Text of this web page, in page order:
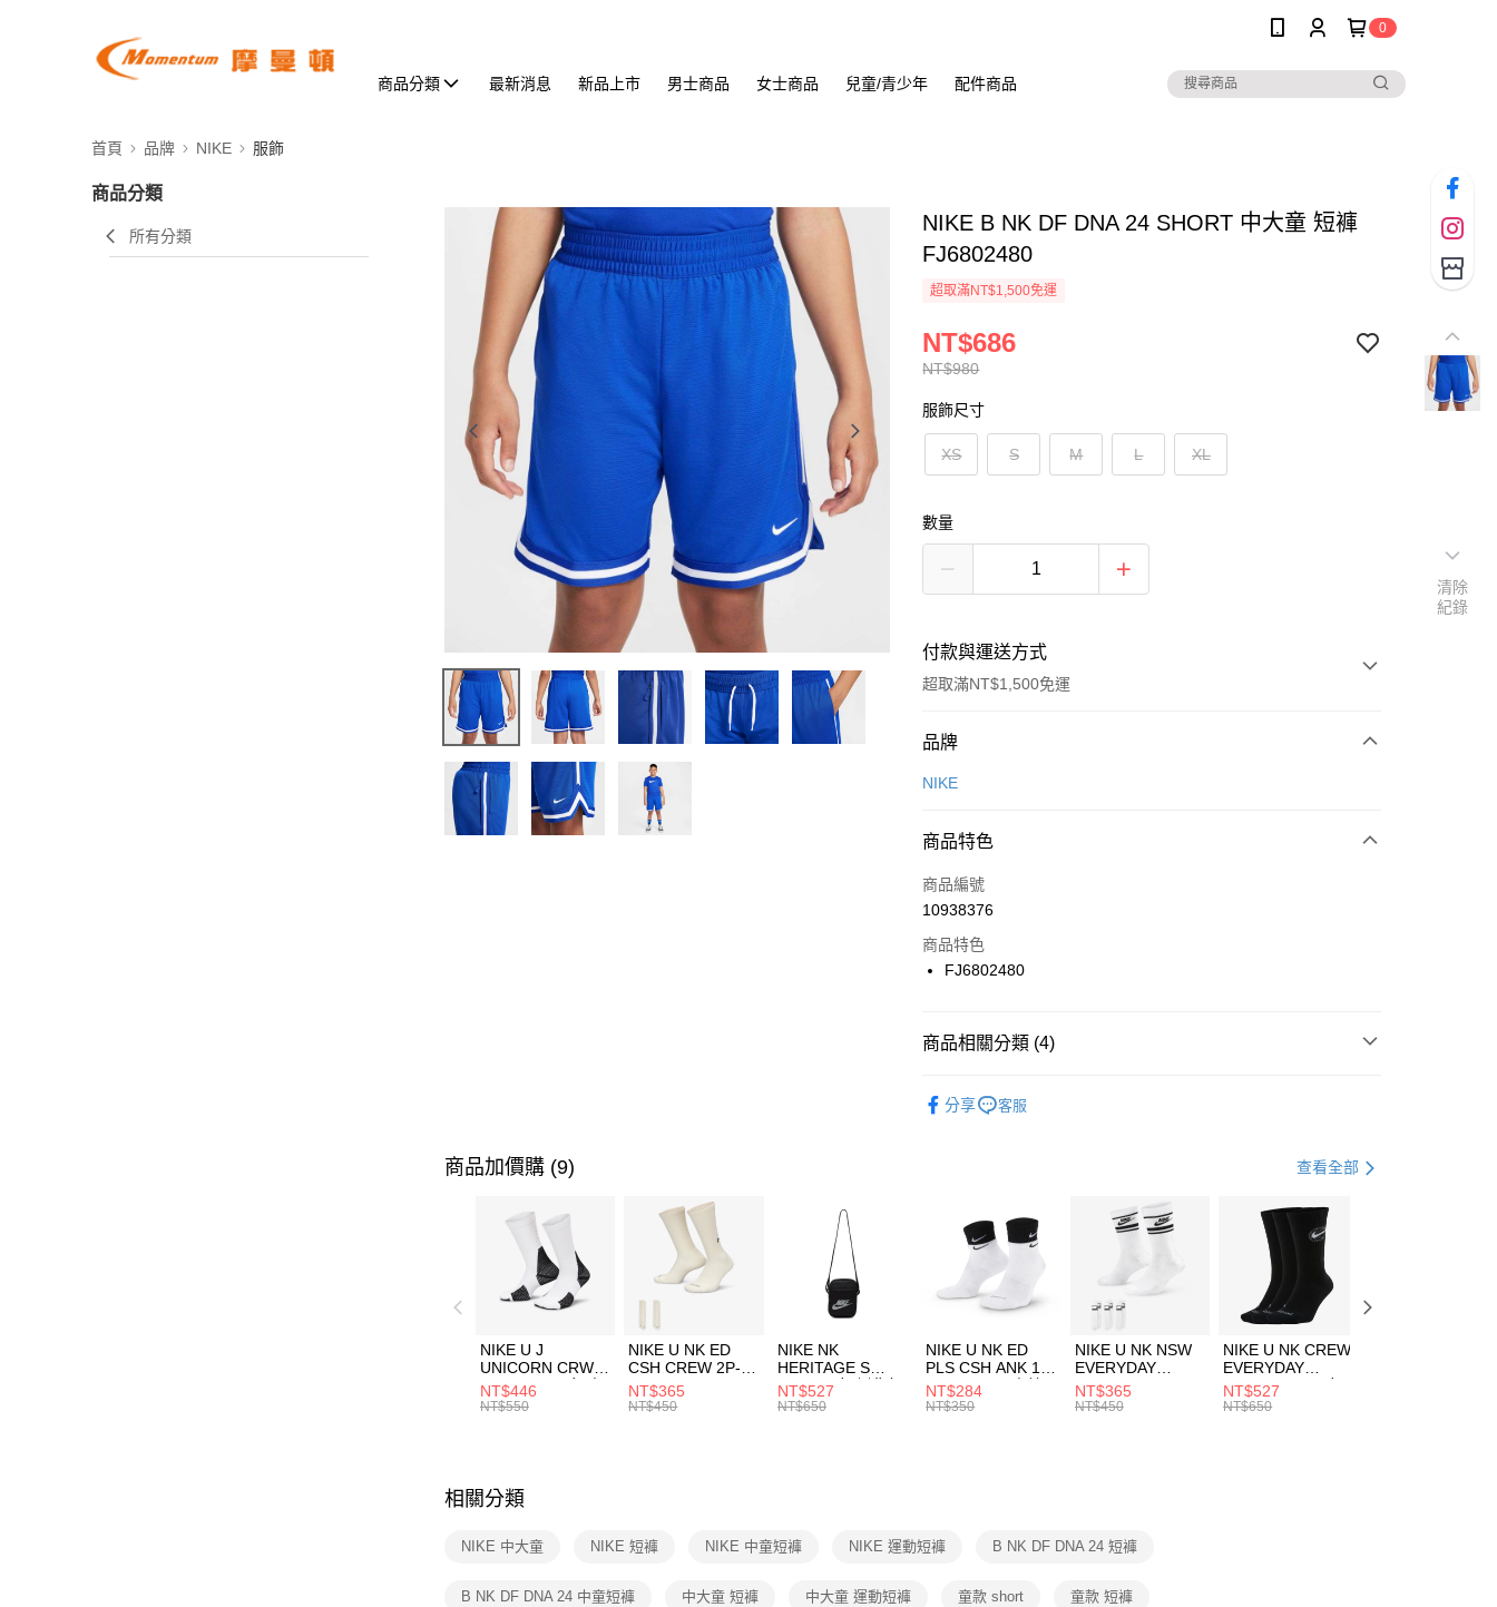
0
商品分類 最新消息 新品上市 男士商品 女士商品 兒童/青少年 配件商品
首頁 品牌 NIKE 服飾
商品分類
所有分類
NIKE B NK DF DNA 24 SHORT 中大童 短褲
FJ6802480
超取滿NT$1,500免運
NT$980
NT$686
服飾尺寸
XS S M L XL
數量
付款與運送方式
超取滿NT$1,500免運
付款方式
信用卡一次付款
合作金庫商業銀行
華南商業銀行
上海商業儲蓄銀行
國泰世華商業銀行
聯邦商業銀行
台新國際商業銀行
LINE Pay
Apple Pay
【關於「AFTEE先享後付」】
３．安心：先確認商品／服務後，再付款。
【「AFTEE先享後付」結帳流程】
１．於結帳方式選擇「AFTEE先享後付」後，將跳轉至「AFTEE先享後
付」結帳頁面，進行簡訊認證並確認金額後，即可完成結帳。
２．訂單成立數日內，您將收到繳費通知簡訊。
３．收到繳費通知簡訊後14天內，點擊此簡訊中的連結，可透過四大超商
／ATM／網路銀行／等多元方式進行付款，方視為交易完成。
※ 請注意：結帳手續完成當下不需立刻繳費，但若您需要取消訂單，請聯
絡購買商品的店家。未經商家同意取消之訂單仍視為有效，需透過AFTEE
先享後付繳納相關費用。
交易，需依本服務之必要範圍內提供個人資料，並將交易相關給付款項請
２．關於個人資料處理事宜，請瀏覽以下網址：
每筆NT$100，滿NT$1,500(含以上)免運費
每筆NT$100，滿NT$1,500(含以上)免運費
品牌
NIKE
商品特色
商品編號
10938376
商品特色
FJ6802480
商品相關分類 (4)
分享 客服
商品加價購 (9) 查看全部
NIKE U J
UNICORN CRW
1PR -160 男女 中
統襪 FZ3393100
NT$446
NT$550
NIKE U NK ED
CSH CREW 2P-
144 EMBRDY 男
女 短統襪
NT$365
NT$450
NIKE NK
HERITAGE S
SMIT 男女 側背包
BA5871010
NT$527
NT$650
NIKE U NK ED
PLS CSH ANK 1P
144 DBL 男 中統
襪 DH4058104
NT$284
NT$350
NIKE U NK NSW
EVERYDAY
ESSENTIAL CR
男女 短統襪
NT$365
NT$450
NIKE U NK CREW
EVERYDAY
BBALL 3PR 男女
長統襪
NT$527
NT$650
相關分類
NIKE 中大童 NIKE 短褲 NIKE 中童短褲 NIKE 運動短褲 B NK DF DNA 24 短褲
B NK DF DNA 24 中童短褲 中大童 短褲 中大童 運動短褲 童款 short 童款 短褲
清除
紀錄